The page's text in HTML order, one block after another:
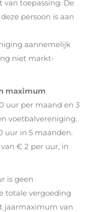
van toepassing. De
persoon is aan
aannemelijk
niet markt-
maximum
uur per maand en 3
voetbalvereniging.
uur in 5 maanden.
€ 2 per uur, in
is geen
totale vergoeding
jaarmaximum van